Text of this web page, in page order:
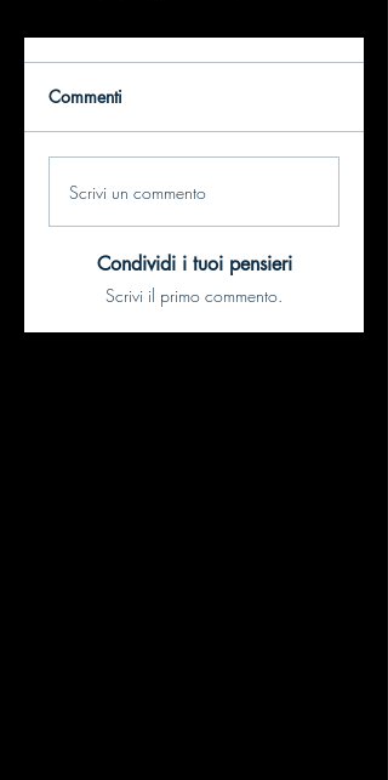
Commenti
Scrivi un commento
Condividi i tuoi pensieri
Scrivi il primo commento.